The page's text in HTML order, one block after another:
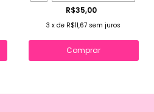
R$35,00
3 xde R$11,67 sem juros
Comprar